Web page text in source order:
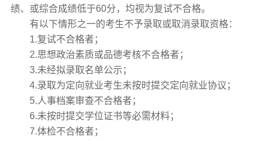
绩、或综合成绩低于60分，均视为复试不合格。
有以下情形之一的考生不予录取或取消录取资格：
1.复试不合格者；
2.思想政治素质或品德考核不合格者；
3.未经拟录取名单公示；
4.录取为定向就业考生未按时提交定向就业协议；
5.人事档案审查不合格者；
6.未按时提交学位证书等必需材料；
7.体检不合格者；